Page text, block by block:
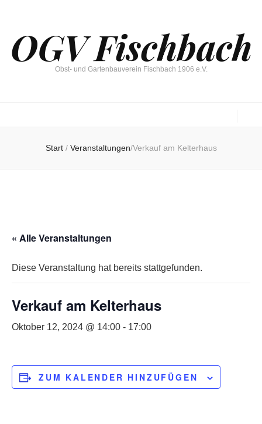
OGV Fischbach
Obst- und Gartenbauverein Fischbach 1906 e.V.
Start / Veranstaltungen/Verkauf am Kelterhaus
« Alle Veranstaltungen
Diese Veranstaltung hat bereits stattgefunden.
Verkauf am Kelterhaus
Oktober 12, 2024 @ 14:00 - 17:00
ZUM KALENDER HINZUFÜGEN